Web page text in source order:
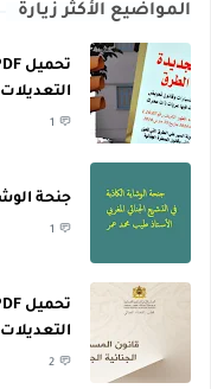
المواضيع الأكثر زيارة
التعديلات
1
جنحة
1
التعديلات 2025
2